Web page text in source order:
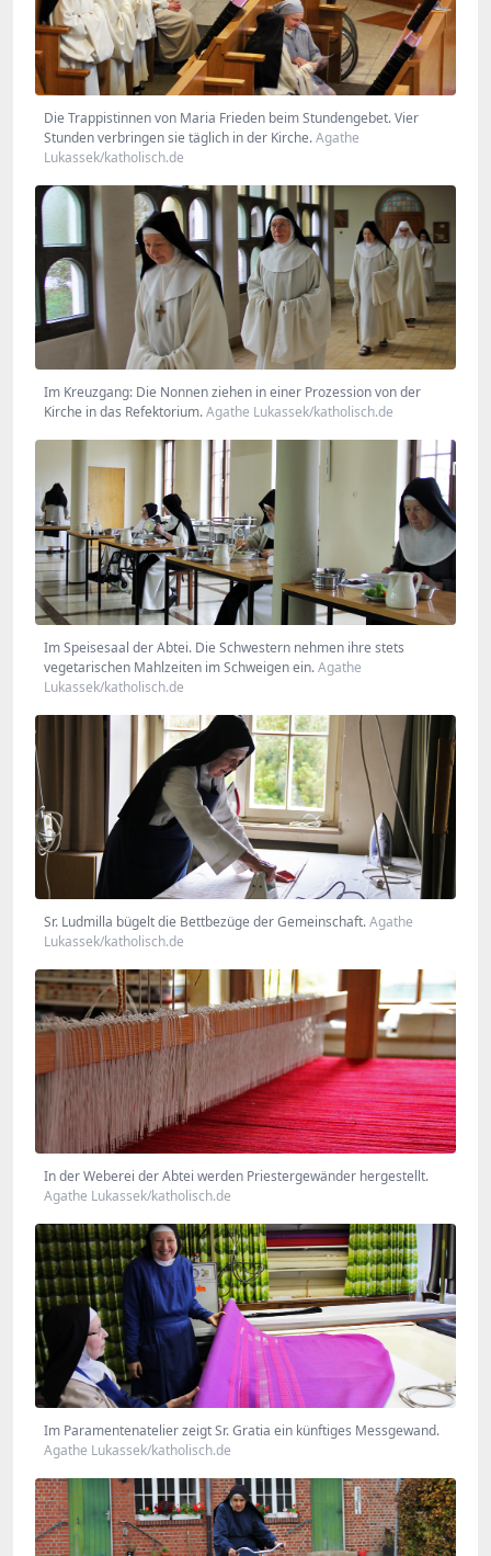
Die Trappistinnen von Maria Frieden beim Stundengebet. Vier
Stunden verbringen sie täglich in der Kirche.Agathe
Lukassek/katholisch.de
Im Kreuzgang: Die Nonnen ziehen in einer Prozession von der
Kirche in das Refektorium.Agathe Lukassek/katholisch.de
Im Speisesaal der Abtei. Die Schwestern nehmen ihre stets
vegetarischen Mahlzeiten im Schweigen ein.Agathe
Lukassek/katholisch.de
Sr. Ludmilla bügelt die Bettbezüge der Gemeinschaft.Agathe
Lukassek/katholisch.de
In der Weberei der Abtei werden Priestergewänder hergestellt.
Agathe Lukassek/katholisch.de
Im Paramentenatelier zeigt Sr. Gratia ein künftiges Messgewand.
Agathe Lukassek/katholisch.de